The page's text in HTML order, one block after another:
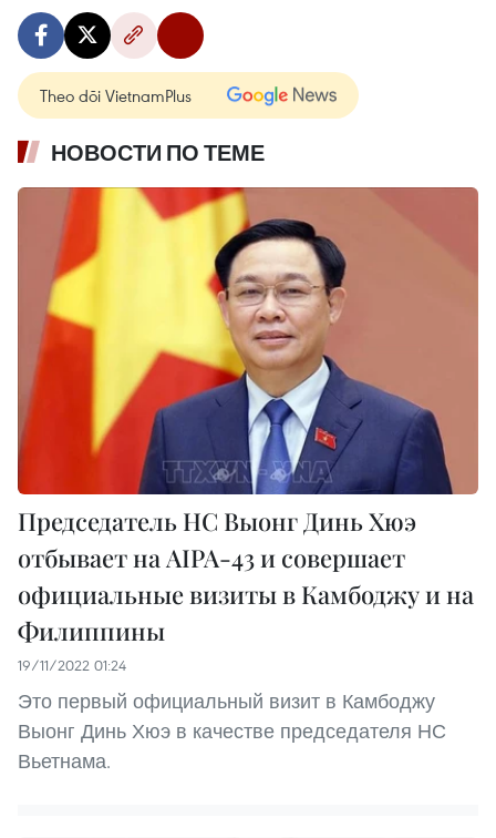
Theo dõi VietnamPlus
НОВОСТИ ПО ТЕМЕ
Председатель НС Выонг Динь Хюэ
отбывает на AIPA-43 и совершает
официальные визиты в Камбоджу и на
Филиппины
19/11/2022 01:24
Это первый официальный визит в Камбоджу
Выонг Динь Хюэ в качестве председателя НС
Вьетнама.